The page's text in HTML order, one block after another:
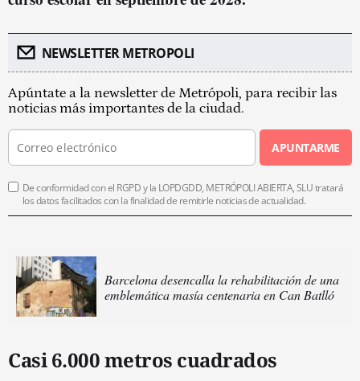
NEWSLETTER METROPOLI
Apúntate a la newsletter de Metrópoli, para recibir las
noticias más importantes de la ciudad.
APUNTARME
De conformidad con el RGPD y la LOPDGDD, METRÓPOLI ABIERTA, SLU tratará
los datos facilitados con la finalidad de remitirle noticias de actualidad.
Barcelona desencalla la rehabilitación de una
emblemática masía centenaria en Can Batlló
Casi 6.000 metros cuadrados